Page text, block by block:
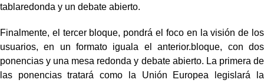
tablaredonda y un debate abierto.
Finalmente, el tercer bloque, pondrá el foco en la visión de los
usuarios, en un formato iguala el anterior.bloque, con dos
ponencias y una mesa redonda y debate abierto. La primera de
las
ponencias tratará como la Unión Europea legislará la